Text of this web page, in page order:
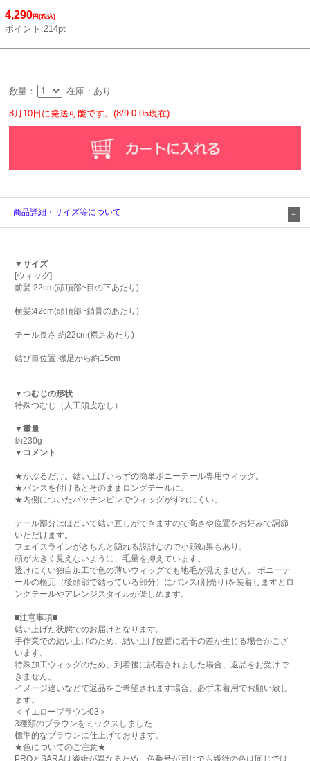
4,290円(税込)
ポイント:214pt
数量： 在庫：あり
8月10日に発送可能です。(8/9 0:05現在)
商品詳細・サイズ等について
▼サイズ
[ウィッグ]
前髪:22cm(頭頂部~目の下あたり)
横髪:42cm(頭頂部~鎖骨のあたり)
テール長さ:約22cm(襟足あたり)
結び目位置:襟足から約15cm
▼つむじの形状
特殊つむじ（人工頭皮なし）
▼重量
約230g
▼コメント
★かぶるだけ。結い上げいらずの簡単ポニーテール専用ウィッグ。
★バンスを付けるとそのままロングテールに。
★内側についたパッチンピンでウィッグがずれにくい。
テール部分はほどいて結い直しができますので高さや位置をお好みで調節
いただけます。
フェイスラインがきちんと隠れる設計なので小顔効果もあり。
頭が大きく見えないように、毛量を抑えています。
透けにくい独自加工で色の薄いウィッグでも地毛が見えません。 ポニーテ
ールの根元（後頭部で結っている部分）にバンス(別売り)を装着しますとロ
ングテールやアレンジスタイルが楽しめます。
■注意事項■
結い上げた状態でのお届けとなります。
手作業での結い上げのため、結い上げ位置に若干の差が生じる場合がござ
います。
特殊加工ウィッグのため、到着後に試着されました場合、返品をお受けで
きません。
イメージ違いなどで返品をご希望されます場合、必ず未着用でお願い致し
ます。
＜イエローブラウン03＞
3種類のブラウンをミックスしました
標準的なブラウンに仕上げております。
★色についてのご注意★